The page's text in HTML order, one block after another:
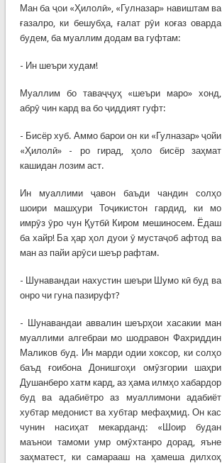
Ман ба ҷои «Ҳилолӣ», «Гулназар» навиштам ва
ғазалро, ки бешубҳа, ғалат рӯи коғаз оварда
будем, ба муаллим додам ва гуфтам:
- Ин шеъри худам!
Муаллим бо таваҷҷуҳ «шеъри маро» хонд,
абрӯ чин кард ва бо ҷиддият гуфт:
- Бисёр хуб. Аммо барои он ки «Гулназар» ҷойи
«Ҳилолӣ» - ро гирад, ҳоло бисёр заҳмат
кашидан лозим аст.
Ин муаллими ҷавон баъди чандин солҳо
шоири машҳури Тоҷикистон гардид, ки мо
имрӯз ӯро чун Қутбӣ Киром мешиносем. Ёдаш
ба хайр! Ба ҳар ҳол дуои ӯ мустаҷоб афтод ва
ман аз пайи арӯси шеър рафтам.
- Шунавандаи нахустин шеъри Шумо кӣ буд ва
онро чи гуна пазируфт?
- Шунавандаи аввалин шеърҳои хасакии ман
муаллими алгебраи мо шодравон Фахриддин
Маликов буд. Ин марди одии хоксор, ки солҳо
баъд ғоибона Донишгоҳи омӯзгории шаҳри
Душанберо хатм кард, аз ҳама илмҳо хабардор
буд ва адабиётро аз муаллимони адабиёт
хубтар медонист ва хубтар мефаҳмид. Он кас
чунин насиҳат мекарданд: «Шоир будан
маънои тамоми умр омӯхтанро дорад, яъне
заҳматест, ки самарааш на ҳамеша дилхоҳ